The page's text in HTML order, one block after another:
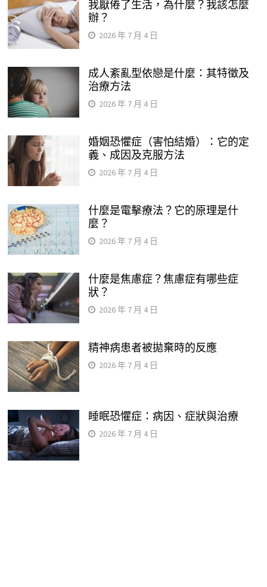
我厭倦了生活，為什麼？我該怎麼
辦？
2026 年 7 月 4 日
成人紊亂型依戀是什麼：其特徵及
治療方法
2026 年 7 月 4 日
婚姻恐懼症（害怕結婚）：它的定
義、成因及克服方法
2026 年 7 月 4 日
什麼是電擊療法？它的原理是什
麼？
2026 年 7 月 4 日
什麼是焦慮症？焦慮症有哪些症
狀？
2026 年 7 月 4 日
精神病患者被拋棄時的反應
2026 年 7 月 4 日
睡眠恐懼症：病因、症狀與治療
2026 年 7 月 4 日